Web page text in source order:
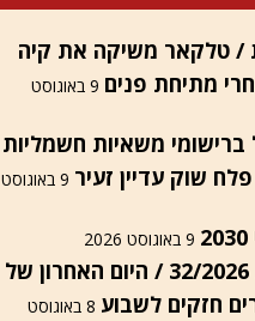
/ טלקאר משיקה את קיה
מתיחת פנים
9 באוגוסט
ברישומי משאיות חשמליות
שוק עדיין זעיר
9 באוגוסט
9 באוגוסט 2026
רישומים שבוע 32/2026 / היום האחרון של
חזקים לשבוע
8 באוגוסט